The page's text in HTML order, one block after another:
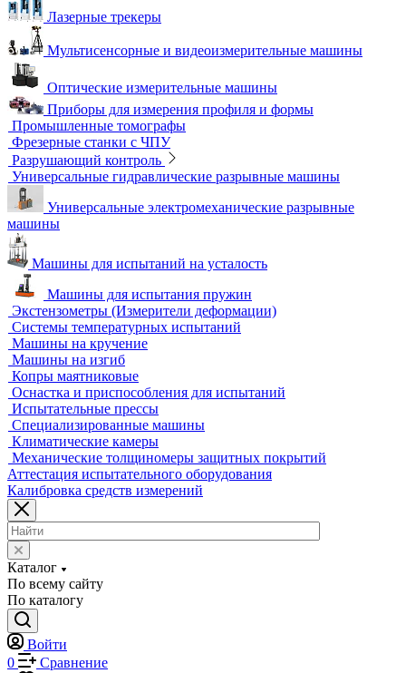
3D-сканеры
Аксессуары для метрологического оборудования
Видеоизмерительные машины
Координатно-измерительные машины
Лазерные трекеры
Мультисенсорные и видеоизмерительные машины
Оптические измерительные машины
Промышленные томографы
Фрезерные станки с ЧПУ
Разрушающий контроль
Универсальные гидравлические разрывные машины
Универсальные электромеханические разрывные
машины
Машины для испытаний на усталость
Машины для испытания пружин
Экстензометры (Измерители деформации)
Системы температурных испытаний
Машины на кручение
Машины на изгиб
Копры маятниковые
Оснастка и приспособления для испытаний
Испытательные прессы
Специализированные машины
Климатические камеры
Механические толщиномеры защитных покрытий
Аттестация испытательного оборудования
Калибровка средств измерений